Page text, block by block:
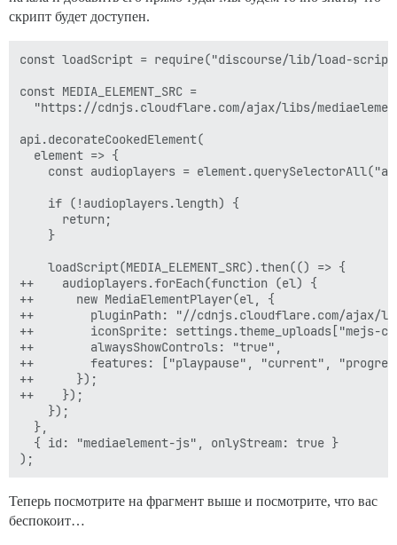
скрипт будет доступен.
const loadScript = require("discourse/lib/load-
const MEDIA_ELEMENT_SRC =
"https://cdnjs.cloudflare.com/ajax/libs/
api.decorateCookedElement(
  element => {
const audioplayers =
    if (!audioplayers.length) {
      return;
    }
    loadScript(MEDIA_ELEMENT_SRC).then(() => {
++    audioplayers.forEach(function (el) {
++      new MediaElementPlayer(el, {
++        pluginPath: "//cdnjs.cloudflare.com/ajax/
++        iconSprite: settings.theme_uploads["mejs-
++        alwaysShowControls: "true",
++        features: ["playpause", "current",
++      });
++    });
    });
  },
  { id: "mediaelement-js", onlyStream: true }
Теперь посмотрите на фрагмент выше и посмотрите, что вас
беспокоит…